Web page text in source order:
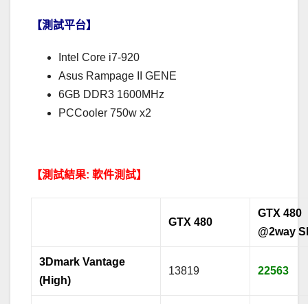
【測試平台】
Intel Core i7-920
Asus Rampage II GENE
6GB DDR3 1600MHz
PCCooler 750w x2
【測試結果: 軟件測試】
GTX 480
GTX 480
@2way
3Dmark Vantage
(High)
13819 22563